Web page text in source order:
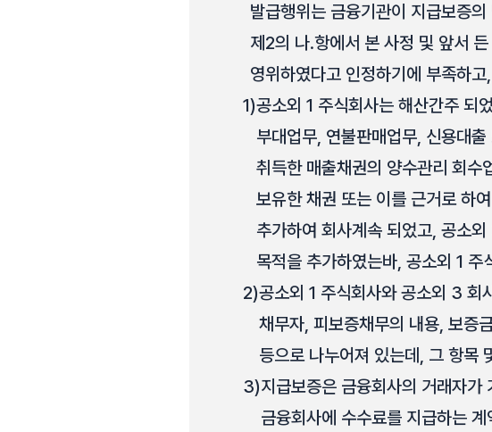
발급행위는 금융기관이 지급보증
제2의 나.항에서 본 사정 및 앞서
영위하였다고 인정하기에 부족하
1)공소외 1 주식회사는 해산간주 되
부대업무, 연불판매업무, 신용대
취득한 매출채권의 양수관리 회수
보유한 채권 또는 이를 근거로 하
추가하여 회사계속 되었고, 공소
목적을 추가하였는바, 공소외 1
2)공소외 1 주식회사와 공소외 3 회
채무자, 피보증채무의 내용, 보증
등으로 나누어져 있는데, 그 항목
3)지급보증은 금융회사의 거래자가
금융회사에 수수료를 지급하는